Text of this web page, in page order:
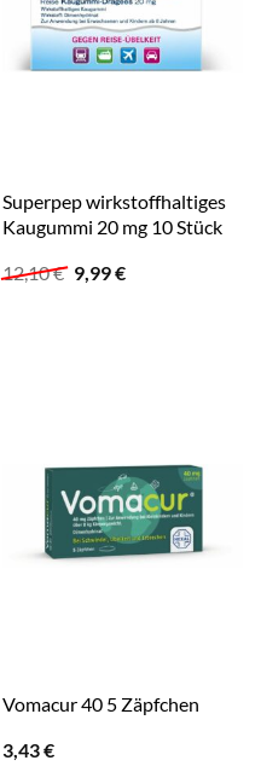
Superpep wirkstoffhaltiges
Kaugummi 20 mg 10 Stück
12,10€ Ursprünglicher
Preis
9,99€Aktueller
Vomacur 40 5 Zäpfchen
3,43€